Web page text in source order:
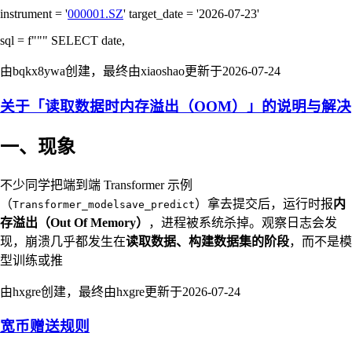
instrument = '000001.SZ' target_date = '2026-07-23'
sql = f""" SELECT date,
由bqkx8ywa创建，最终由xiaoshao更新于2026-07-24
关于「读取数据时内存溢出（OOM）」的说明与解决
一、现象
不少同学把端到端 Transformer 示例
（Transformer_modelsave_predict）拿去提交后，运行时报内
存溢出（Out Of Memory）
，进程被系统杀掉。观察日志会发
现，崩溃几乎都发生在读取数据、构建数据集的阶段，而不是模
型训练或推
由hxgre创建，最终由hxgre更新于2026-07-24
宽币赠送规则